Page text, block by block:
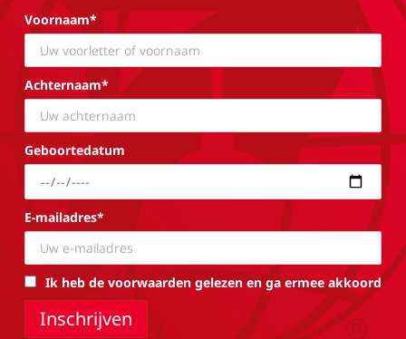
Voornaam*
Achternaam*
Geboortedatum
E-mailadres*
Ik heb de voorwaarden gelezen en ga ermee akkoord